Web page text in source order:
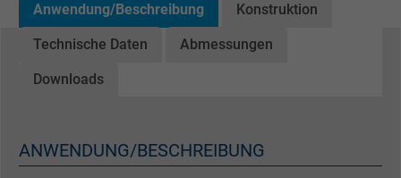
Anwendung/Beschreibung Konstruktion
Technische Daten Abmessungen
Downloads
ANWENDUNG/BESCHREIBUNG